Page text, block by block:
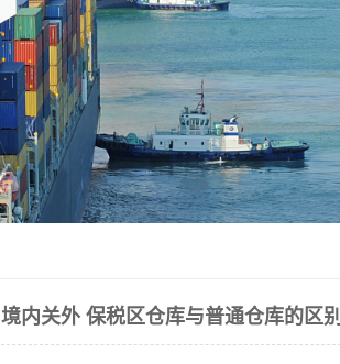
境内关外 保税区仓库与普通仓库的区别